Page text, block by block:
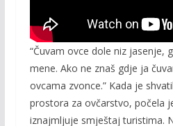
“Čuvam ovce dole niz jasenje,
mene. Ako ne znaš gdje ja
ovcama zvonce.” Kada je
prostora za ovčarstvo, počela
iznajmljuje smještaj turistima.